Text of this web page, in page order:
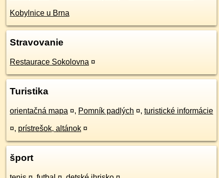
Kobylnice u Brna
Stravovanie
Restaurace Sokolovna ¤
Turistika
orientačná mapa ¤, Pomník padlých ¤, turistické informácie
¤, prístrešok, altánok ¤
šport